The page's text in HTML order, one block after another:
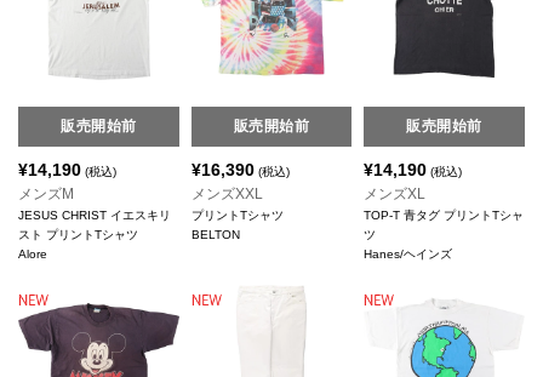
販売開始前
¥14,190 (税込)
メンズM
JESUS CHRIST イエスキリ
スト プリントTシャツ
Alore
販売開始前
¥16,390(税込)
メンズXXL
プリントTシャツ
BELTON
販売開始前
¥14,190 (税込)
メンズXL
TOP-T 青タグ プリントTシャ
ツ
Hanes/ヘインズ